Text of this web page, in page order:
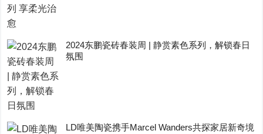
2024东鹏瓷砖春装周 | 静赏素色系列，解锁春日
氛围
LD唯美陶瓷携手Marcel Wanders共探家居新奇境